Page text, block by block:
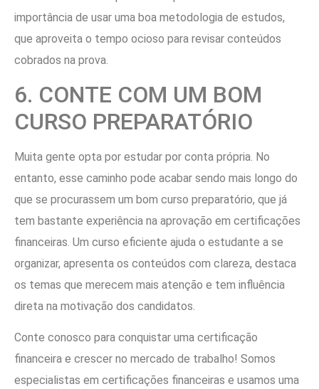
importância de usar uma boa metodologia de estudos,
que aproveita o tempo ocioso para revisar conteúdos
cobrados na prova.
6. CONTE COM UM BOM
CURSO PREPARATÓRIO
Muita gente opta por estudar por conta própria. No
entanto, esse caminho pode acabar sendo mais longo do
que se procurassem um bom curso preparatório, que já
tem bastante experiência na aprovação em certificações
financeiras. Um curso eficiente ajuda o estudante a se
organizar, apresenta os conteúdos com clareza, destaca
os temas que merecem mais atenção e tem influência
direta na motivação dos candidatos.
Conte conosco para conquistar uma certificação
financeira e crescer no mercado de trabalho! Somos
especialistas em certificações financeiras e usamos uma